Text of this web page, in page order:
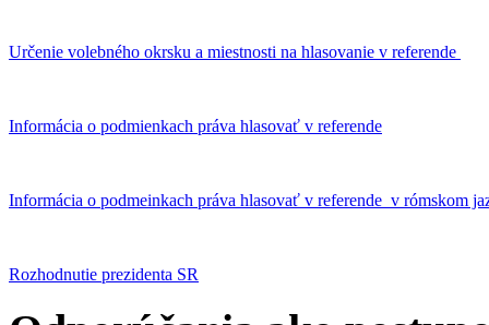
Určenie volebného okrsku a miestnosti na hlasovanie v referende
Informácia o podmienkach práva hlasovať v referende
Informácia o podmeinkach práva hlasovať v referende v rómskom
Rozhodnutie prezidenta SR